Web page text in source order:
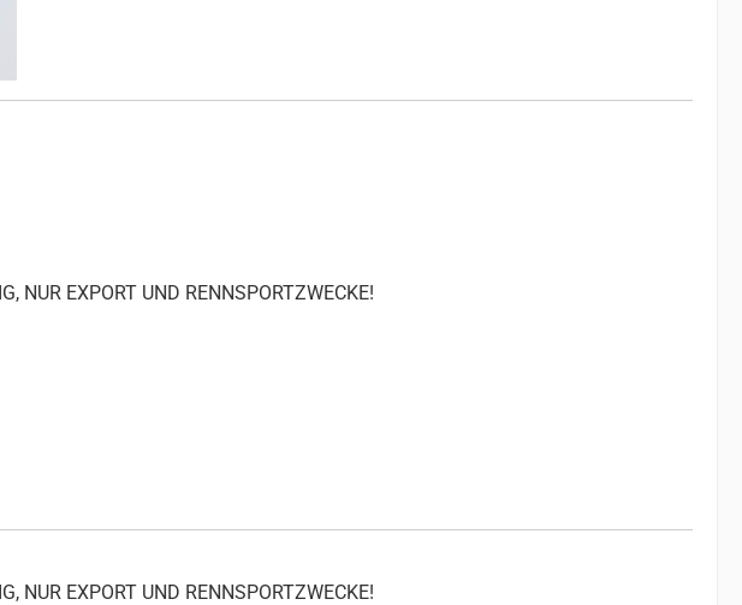
NUR EXPORT UND RENNSPORTZWECKE!
NUR EXPORT UND RENNSPORTZWECKE!